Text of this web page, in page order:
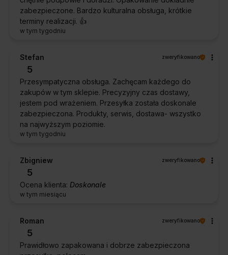
zabezpieczone. Bardzo kulturalna obsługa, krótkie
terminy realizacji. 👍️
w tym tygodniu
Stefan zweryfikowano
5
Przesympatyczna obsługa. Zachęcam każdego do
zakupów w tym sklepie. Precyzyjny czas dostawy,
jestem pod wrażeniem. Przesyłka została doskonale
zabezpieczona. Produkty, serwis, dostawa- wszystko
na najwyższym poziomie.
w tym tygodniu
Zbigniew zweryfikowano
5
Ocena klienta: Doskonale
w tym miesiącu
Roman zweryfikowano
5
Prawidłowo zapakowana i dobrze zabezpieczona